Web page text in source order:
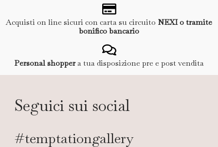
Acquisti on line sicuri con carta su circuito NEXI o tramite
bonifico bancario
Personal shoppera tua disposizione pre e post vendita
Seguici sui social
#temptationgallery